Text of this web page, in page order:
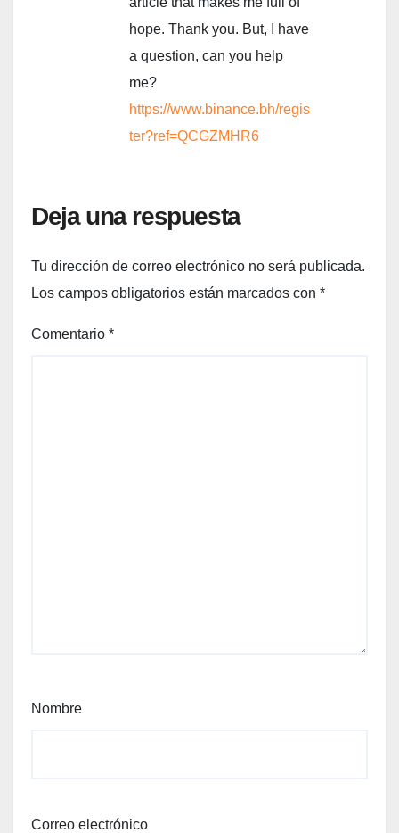
hope. Thank you. But, I have
a question, can you help
me?
https://www.binance.bh/regis
ter?ref=QCGZMHR6
Deja una respuesta
Tu dirección de correo electrónico no será publicada.
Los campos obligatorios están marcados con *
Comentario *
Nombre
Correo electrónico